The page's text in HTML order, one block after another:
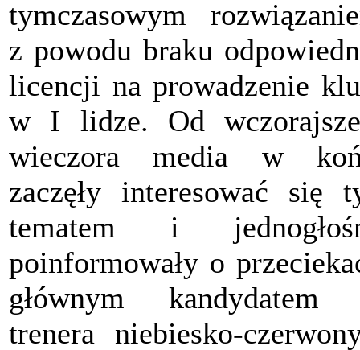
tymczasowym
z powodu braku
licencji na prowadzenie
w I lidze. Od
wieczora media w
zaczęły interesować się
tematem i
poinformowały o
głównym kandydatem
trenera niebiesko-